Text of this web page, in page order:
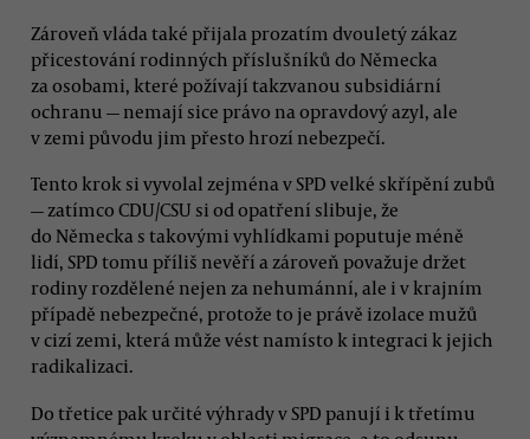
Zároveň vláda také přijala prozatím dvouletý zákaz
přicestování rodinných příslušníků do Německa
za osobami, které požívají takzvanou subsidiární
ochranu — nemají sice právo na opravdový azyl, ale
v zemi původu jim přesto hrozí nebezpečí.
Tento krok si vyvolal zejména v SPD velké skřípění zubů
— zatímco CDU/CSU si od opatření slibuje, že
do Německa s takovými vyhlídkami poputuje méně
lidí, SPD tomu příliš nevěří a zároveň považuje držet
rodiny rozdělené nejen za nehumánní, ale i v krajním
případě nebezpečné, protože to je právě izolace mužů
v cizí zemi, která může vést namísto k integraci k jejich
radikalizaci.
Do třetice pak určité výhrady v SPD panují i k třetímu